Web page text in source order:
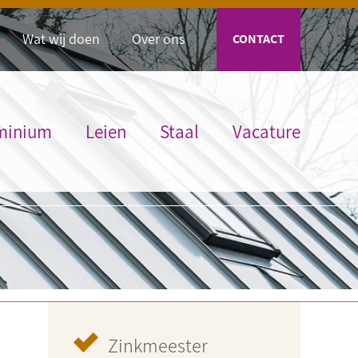
Wat wij doen Over ons CONTACT
Leien Staal Vacature
Zinkmeester